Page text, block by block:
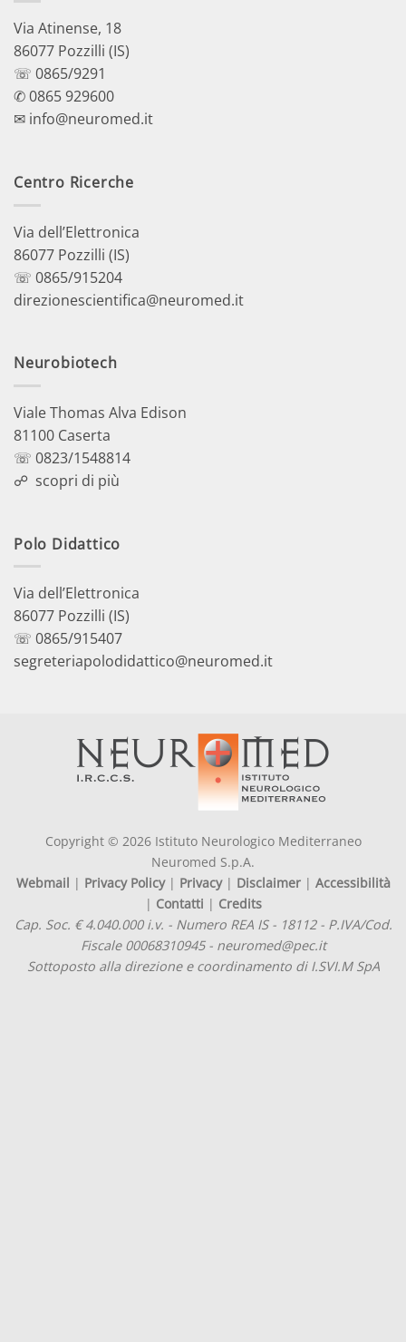
Via Atinense, 18
86077 Pozzilli (IS)
☏ 0865/9291
✆ 0865 929600
✉ info@neuromed.it
Centro Ricerche
Via dell’Elettronica
86077 Pozzilli (IS)
☏ 0865/915204
direzionescientifica@neuromed.it
Neurobiotech
Viale Thomas Alva Edison
81100 Caserta
☏ 0823/1548814
☍ scopri di più
Polo Didattico
Via dell’Elettronica
86077 Pozzilli (IS)
☏ 0865/915407
segreteriapolodidattico@neuromed.it
Copyright © 2026 Istituto Neurologico Mediterraneo
Neuromed S.p.A.
Webmail | Privacy Policy| Privacy| Disclaimer| Accessibilità
| Contatti | Credits
Cap. Soc. € 4.040.000 i.v. - Numero REA IS - 18112 - P.IVA/Cod.
Fiscale 00068310945 - neuromed@pec.it
Sottoposto alla direzione e coordinamento di I.SVI.M SpA